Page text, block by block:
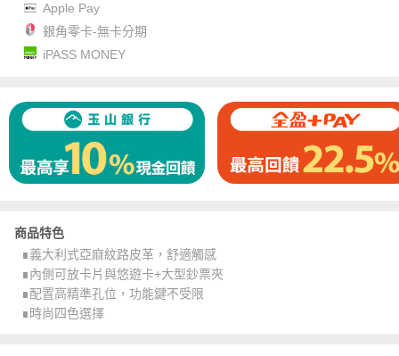
Apple Pay
銀角零卡-無卡分期
iPASS MONEY
商品特色
∎義大利式亞麻紋路皮革，舒適觸感
∎內側可放卡片與悠遊卡+大型鈔票夾
∎配置高精準孔位，功能鍵不受限
∎時尚四色選擇